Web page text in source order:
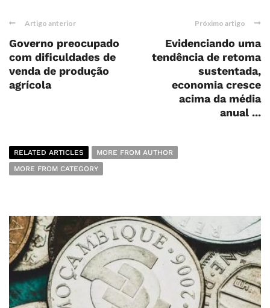
Artigo anterior
Governo preocupado
com dificuldades de
venda de produção
agrícola
Próximo artigo
Evidenciando uma
tendência de retoma
sustentada,
economia cresce
acima da média
anual ...
RELATED ARTICLES
MORE FROM AUTHOR
MORE FROM CATEGORY